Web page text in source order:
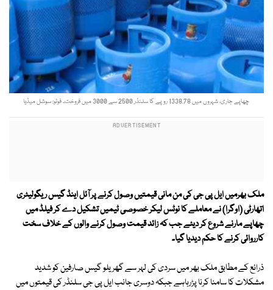
چھاپے جاری، شہروں میں 1338.78 روپے کا سلنڈر 2500 سے 3000 میں فروخت۔ فوٹو: سوشل میڈیا
ملک بھرمیں ایل پی جی کی من مانی قیمتیں وصول کرنے پر آئل اینڈ گیس ریگولیٹری
اتھارٹی (اوگرا) نے معاملے کا نوٹس لیکر خصوصی ٹیمیں تشکیل دے کر فیلڈ میں
چھاپے مارنے شروع کر دیئے جب کہ زائد قیمت وصول کرنے والوں کے خلاف سخت
کارروائی کرنے کا حکم دیدیا گیا۔
ذرائع کے مطابق ملک بھر میں سردی کی لہر سے گھریلو گیس صارفین کو شدید
مشکلات کا سامنا کرنا پڑرہاہے جبکہ دوسری جانب ایل پی جی سلنڈر کی قیمتوں میں